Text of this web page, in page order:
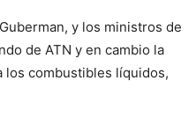
y los ministros de
de ATN y en cambio la
los combustibles líquidos,